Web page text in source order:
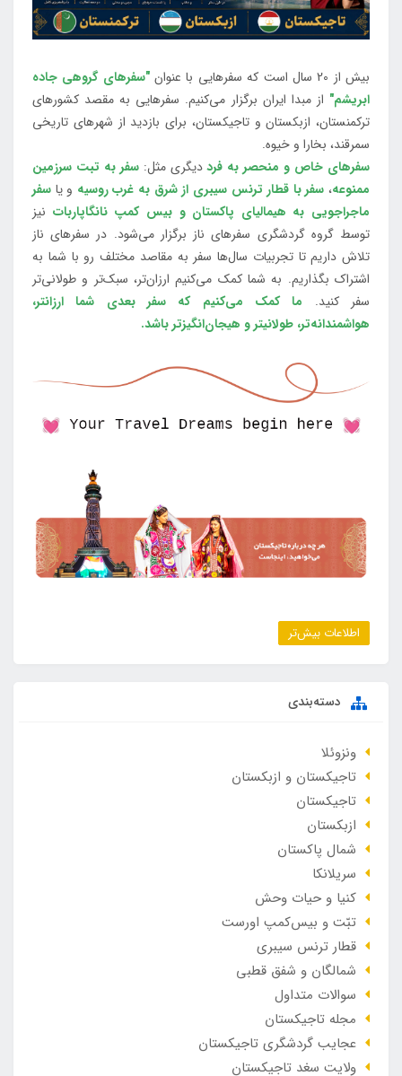
بیش از 20 سال است که سفرهایی با عنوان
"سفرهای گروهی جاده
ابریشم" از مبدا ایران برگزار می‌کنیم. سفرهایی به مقصد کشورهای
ترکمنستان، ازبکستان و تاجیکستان، برای بازدید از شهرهای تاریخی
سمرقند، بخارا و خیوه.
سفرهای خاص و منحصر به فرددیگری مثل:سفر به تبت سرزمین
ممنوعه، سفر با قطار ترنس سیبری از شرق به غرب روسیه و یا سفر
ماجراجویی به هیمالیای پاکستان و بیس کمپ نانگاپاربات نیز
توسط گروه گردشگری سفرهای ناز برگزار می‌شود. در سفرهای ناز
تلاش داریم تا تجربیات سال‌ها سفر به مقاصد مختلف رو با شما به
اشتراک بگذاریم. به شما کمک می‌کنیم ارزان‌تر، سبک‌تر و طولانی‌تر
سفر کنید. ما کمک می‌کنیم که سفر بعدی شما ارزانتر،
هواشمندانه‌تر، طولانی‎تر و هیجان‌انگیزتر باشد.
اطلاعات بیش‌تر
دسته‌بندی
ونزوئلا
تاجیکستان و ازبکستان
تاجیکستان
ازبکستان
شمال پاکستان
سریلانکا
کنیا و حیات وحش
تبّت و بیس‌کمپ اورست
قطار ترنس سیبری
شمالگان و شفق قطبی
سوالات متداول
مجله تاجیکستان
عجایب گردشگری تاجیکستان
ولایت سغد تاجیکستان